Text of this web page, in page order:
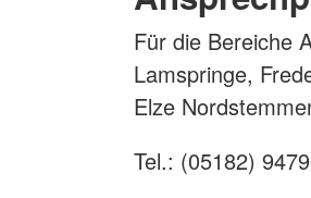
Für die Bereiche
Lamspringe,
Elze
Tel.: (05182)